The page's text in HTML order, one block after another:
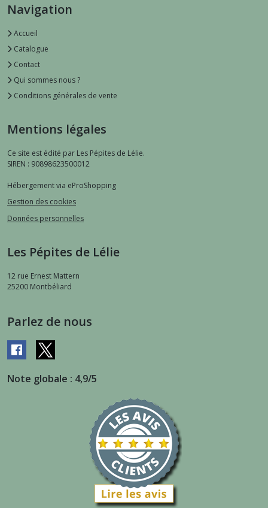
Navigation
Accueil
Catalogue
Contact
Qui sommes nous ?
Conditions générales de vente
Mentions légales
Ce site est édité par Les Pépites de Lélie.
SIREN : 90898623500012
Hébergement via eProShopping
Gestion des cookies
Données personnelles
Les Pépites de Lélie
12 rue Ernest Mattern
25200 Montbéliard
Parlez de nous
Note globale : 4,9/5